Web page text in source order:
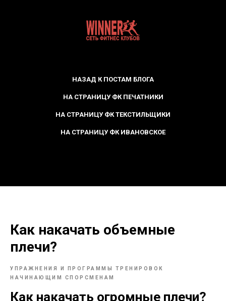
НАЗАД К ПОСТАМ БЛОГА
НА СТРАНИЦУ ФК ПЕЧАТНИКИ
НА СТРАНИЦУ ФК ТЕКСТИЛЬЩИКИ
НА СТРАНИЦУ ФК ИВАНОВСКОЕ
Как накачать объемные
плечи?
УПРАЖНЕНИЯ И ПРОГРАММЫ ТРЕНИРОВОК
НАЧИНАЮЩИМ СПОРСМЕНАМ
Как накачать огромные плечи?